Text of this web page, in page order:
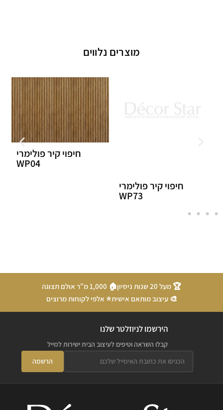
מוצרים נלווים
חיפוי קיר פולימרי
WP73
חיפוי קיר פולימרי
WP04
🏆 מעל 20 שנות ניסיון
🏠 1,000 מ"ר אולם תצוגה
🎨 עיצוב מותאם אישית⭐ אלפי לקוחות מרוצים
הירשמו לניוזלטר שלנו
קבלו השראה וטיפים לעיצוב הבית ישירות למייל
הרשמה